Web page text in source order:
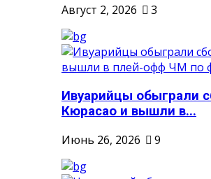
Август 2, 2026
3
Ивуарийцы обыграли
Кюрасао и вышли в...
Июнь 26, 2026
9